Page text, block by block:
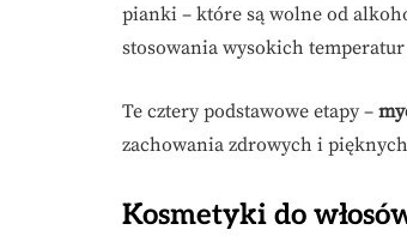
pianki – które są wolne od
stosowania wysokich
Te cztery podstawowe etapy –
zachowania zdrowych i pięknych
Kosmetyki do